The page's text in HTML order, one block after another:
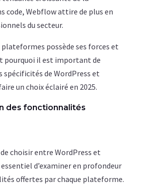
code, Webflow attire de plus en
du secteur.
plateformes possède ses forces et
pourquoi il est important de
spécificités de WordPress et
un choix éclairé en 2025.
des fonctionnalités
de choisir entre WordPress et
d’examiner en profondeur
offertes par chaque plateforme.